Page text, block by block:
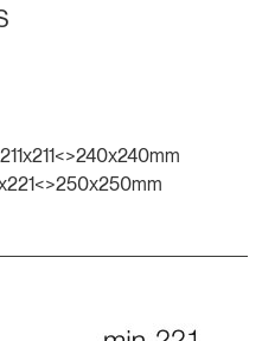
211x211<>240x240mm